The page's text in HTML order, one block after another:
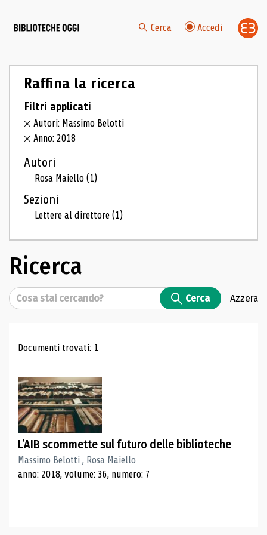
Cerca Accedi
Raffina la ricerca
Filtri applicati
Autori: Massimo Belotti
Anno: 2018
Autori
Rosa Maiello(1)
Sezioni
Lettere al direttore(1)
Ricerca
Cerca Cerca Azzera
Risultati di ricerca
Documenti trovati: 1
L’AIB scommette sul futuro delle biblioteche
Massimo Belotti , Rosa Maiello
anno: 2018, volume: 36, numero: 7